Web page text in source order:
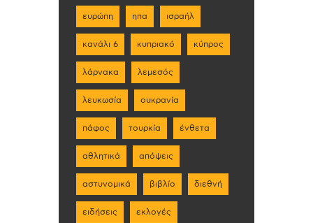
ευρώπη ηπα ισραήλ
κανάλι 6 κυπριακό κύπρος
λάρνακα λεμεσός
λευκωσία ουκρανία
πάφος τουρκία ένθετα
αθλητικά απόψεις
αστυνομικά βιβλίο διεθνή
ειδήσεις εκλογές